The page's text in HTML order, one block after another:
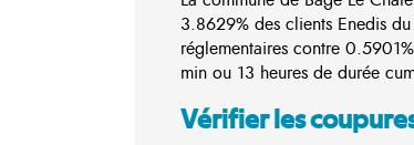
3.8629% des clients Enedis
réglementaires contre
min ou 13 heures de durée
Vérifier les